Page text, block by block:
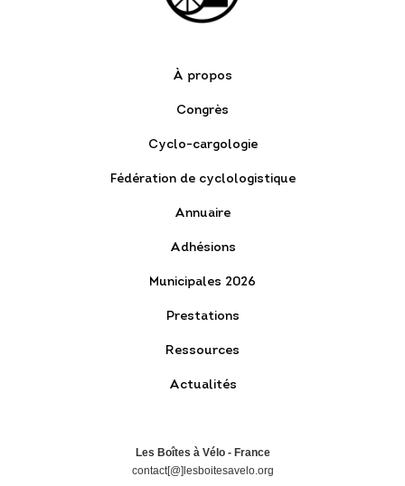
À propos
Congrès
Cyclo-cargologie
Fédération de cyclologistique
Annuaire
Adhésions
Municipales 2026
Prestations
Ressources
Actualités
Les Boîtes à Vélo - France
contact[@]lesboitesavelo.org